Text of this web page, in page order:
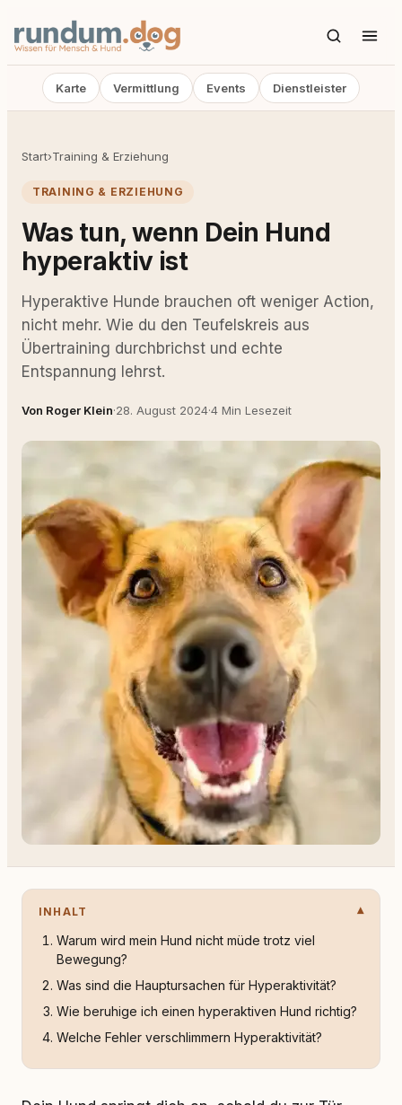
Karte Vermittlung Events Dienstleister
Start›Training & Erziehung
TRAINING & ERZIEHUNG
Was tun, wenn Dein Hund
hyperaktiv ist
Hyperaktive Hunde brauchen oft weniger Action,
nicht mehr. Wie du den Teufelskreis aus
Übertraining durchbrichst und echte
Entspannung lehrst.
Von Roger Klein·28. August 2024·4 Min Lesezeit
INHALT
Warum wird mein Hund nicht müde trotz viel
Bewegung?
Was sind die Hauptursachen für Hyperaktivität?
Wie beruhige ich einen hyperaktiven Hund richtig?
Welche Fehler verschlimmern Hyperaktivität?